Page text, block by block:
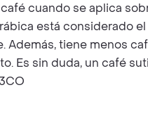
cuando se aplica
está considerado
tiene menos
Es sin duda, un café